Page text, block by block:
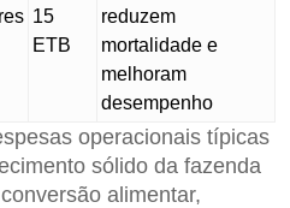
15
ETB
reduzem
mortalidade e
melhoram
desempenho
operacionais típicas
sólido da fazenda
alimentar,